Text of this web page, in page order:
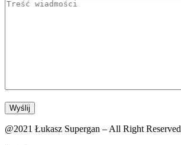
@2021 Łukasz Supergan – All Right Reserved